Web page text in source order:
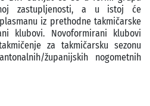
zastupljenosti, a u istoj će
iz prethodne takmičarske
klubovi. Novoformirani klubovi
za takmičarsku sezonu
županijskih nogometnih